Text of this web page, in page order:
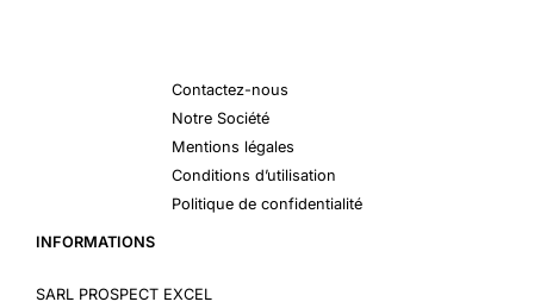
Contactez-nous
Notre Société
Mentions légales
Conditions d’utilisation
Politique de confidentialité
INFORMATIONS
SARL PROSPECT EXCEL